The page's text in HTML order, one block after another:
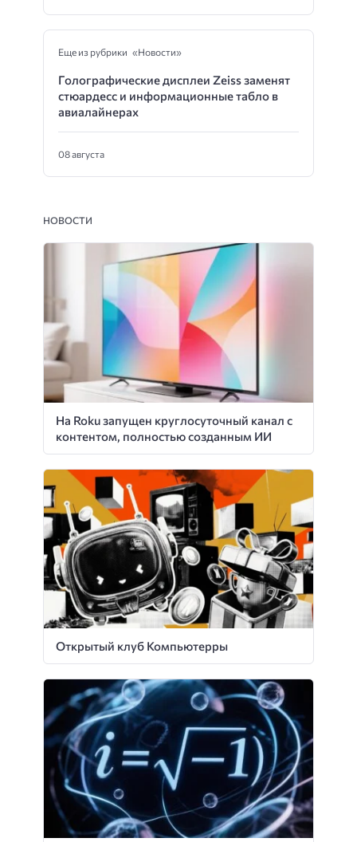
Еще из рубрики «Новости»
Голографические дисплеи Zeiss заменят
стюардесс и информационные табло в
авиалайнерах
08 августа
НОВОСТИ
На Roku запущен круглосуточный канал с
контентом, полностью созданным ИИ
Открытый клуб Компьютерры